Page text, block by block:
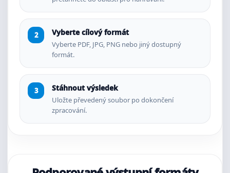
Vyberte cílový formát
Vyberte PDF, JPG, PNG nebo jiný dostupný
formát.
Stáhnout výsledek
Uložte převedený soubor po dokončení
zpracování.